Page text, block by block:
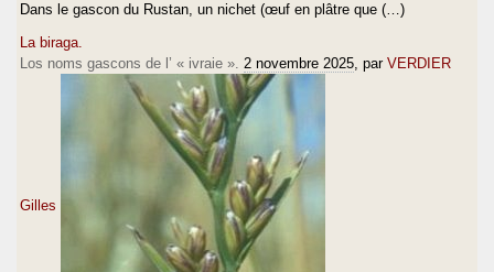
Dans le gascon du Rustan, un nichet (œuf en plâtre que (…)
La biraga.
Los noms gascons de l’ « ivraie ». 2 novembre 2025 , par VERDIER
Gilles